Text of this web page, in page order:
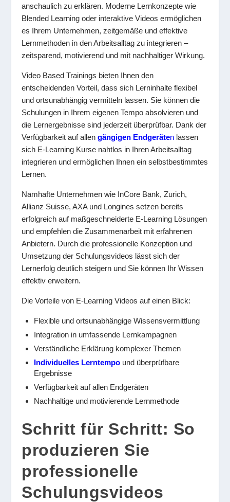
anschaulich zu erklären. Moderne Lernkonzepte wie
Blended Learning oder interaktive Videos ermöglichen
es Ihrem Unternehmen, zeitgemäße und effektive
Lernmethoden in den Arbeitsalltag zu integrieren –
zeitsparend, motivierend und mit nachhaltiger Wirkung.
Video Based Trainings bieten Ihnen den
entscheidenden Vorteil, dass sich Lerninhalte flexibel
und ortsunabhängig vermitteln lassen. Sie können die
Schulungen in Ihrem eigenen Tempo absolvieren und
die Lernergebnisse sind jederzeit überprüfbar. Dank der
Verfügbarkeit auf allengängigen Endgeräten lassen
sich E-Learning Kurse nahtlos in Ihren Arbeitsalltag
integrieren und ermöglichen Ihnen ein selbstbestimmtes
Lernen.
Namhafte Unternehmen wie InCore Bank, Zurich,
Allianz Suisse, AXA und Longines setzen bereits
erfolgreich auf maßgeschneiderte E-Learning Lösungen
und empfehlen die Zusammenarbeit mit erfahrenen
Anbietern. Durch die professionelle Konzeption und
Umsetzung der Schulungsvideos lässt sich der
Lernerfolg deutlich steigern und Sie können Ihr Wissen
effektiv erweitern.
Die Vorteile von E-Learning Videos auf einen Blick:
Flexible und ortsunabhängige Wissensvermittlung
Integration in umfassende Lernkampagnen
Verständliche Erklärung komplexer Themen
Individuelles Lerntempo und überprüfbare
Ergebnisse
Verfügbarkeit auf allen Endgeräten
Nachhaltige und motivierende Lernmethode
Schritt für Schritt: So
produzieren Sie
professionelle
Schulungsvideos